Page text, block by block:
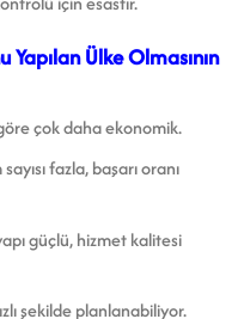
Ülke Olmasının
çok daha ekonomik.
fazla, başarı oranı
güçlü, hizmet kalitesi
şekilde planlanabiliyor.